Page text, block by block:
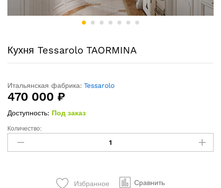
Кухня Tessarolo TAORMINA
Итальянская фабрика: Tessarolo
470 000 ₽
Доступность: Под заказ
Кухня
Tessarolo
TAORMINA
Количество:
Избранное Сравнить